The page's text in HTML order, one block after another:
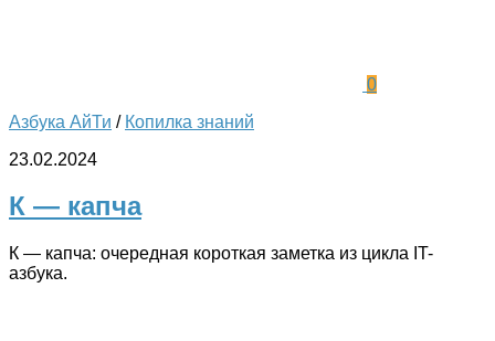
0
Азбука АйТи / Копилка знаний
23.02.2024
К — капча
К — капча: очередная короткая заметка из цикла IT-
азбука.